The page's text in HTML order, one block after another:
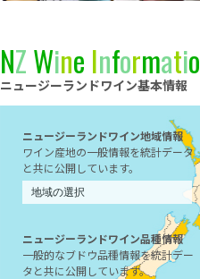
NZWine Informatio
ニュージーランドワイン基本情報
ニュージーランドワイン地域情報
ワイン産地の一般情報を統計データ
と共に公開しています。
ニュージーランドワイン品種情報
一般的なブドウ品種情報を統計デー
タと共に公開しています。